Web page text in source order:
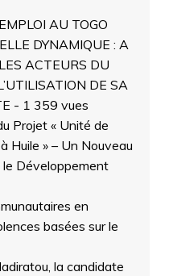
AU TOGO
DYNAMIQUE : A
ACTEURS DU
DE SA
- 1 359 vues
Projet « Unité de
Huile » – Un Nouveau
Développement
en
basées sur le
la candidate